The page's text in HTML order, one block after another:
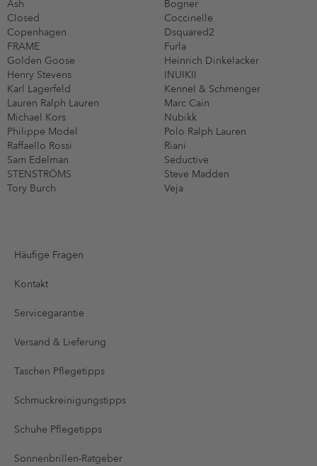
Ash
Bogner
Closed
Coccinelle
Copenhagen
Dsquared2
FRAME
Furla
Golden Goose
Heinrich Dinkelacker
Henry Stevens
INUIKII
Karl Lagerfeld
Kennel & Schmenger
Lauren Ralph Lauren
Marc Cain
Michael Kors
Nubikk
Philippe Model
Polo Ralph Lauren
Raffaello Rossi
Riani
Sam Edelman
Seductive
STENSTRÖMS
Steve Madden
Tory Burch
Veja
Häufige Fragen
Kontakt
Servicegarantie
Versand & Lieferung
Taschen Pflegetipps
Schmuckreinigungstipps
Schuhe Pflegetipps
Sonnenbrillen-Ratgeber